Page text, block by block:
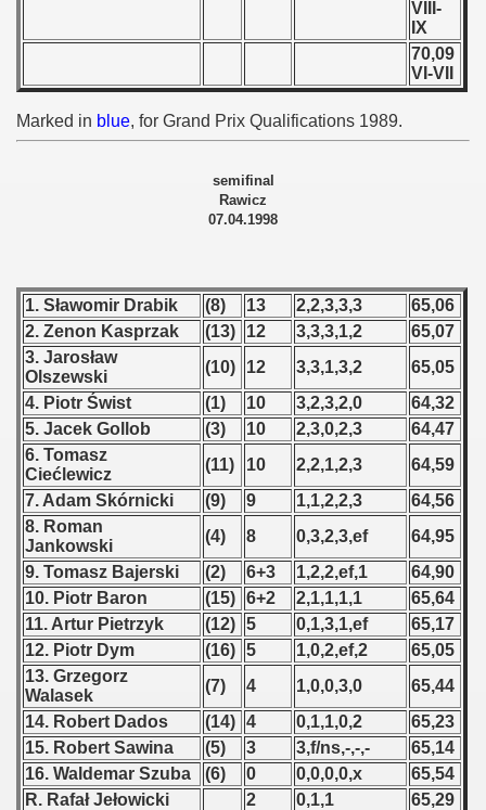
VIII-
IX
70,09
VI-VII
Marked in blue, for Grand Prix Qualifications 1989.
semifinal
Rawicz
07.04.1998
1. Sławomir Drabik (8) 13 2,2,3,3,3
65,06
2. Zenon Kasprzak
(13) 12 3,3,3,1,2
65,07
3. Jarosław
Olszewski
(10) 12 3,3,1,3,2
65,05
4. Piotr Świst
(1) 10 3,2,3,2,0
64,32
5. Jacek Gollob
(3) 10 2,3,0,2,3
64,47
6. Tomasz
Ciećlewicz
(11) 10 2,2,1,2,3
64,59
7. Adam Skórnicki
(9) 9 1,1,2,2,3
64,56
8. Roman
Jankowski
(4) 8 0,3,2,3,ef
64,95
9. Tomasz Bajerski
(2) 6+3 1,2,2,ef,1
64,90
10. Piotr Baron
(15) 6+2 2,1,1,1,1
65,64
11. Artur Pietrzyk
(12) 5 0,1,3,1,ef
65,17
12. Piotr Dym
(16) 5 1,0,2,ef,2
65,05
13. Grzegorz
Walasek
(7) 4 1,0,0,3,0
65,44
14. Robert Dados
(14) 4 0,1,1,0,2
65,23
15. Robert Sawina
(5) 3 3,f/ns,-,-,-
65,14
16. Waldemar Szuba
(6) 0 0,0,0,0,x
65,54
R. Rafał Jełowicki
2 0,1,1
65,29
- 1956
- 1959
- 1960
- 1961
- 1962
- 1963
- 1964
- 1965
- 1966
- 1967
- 1968
- 1969
- 1970